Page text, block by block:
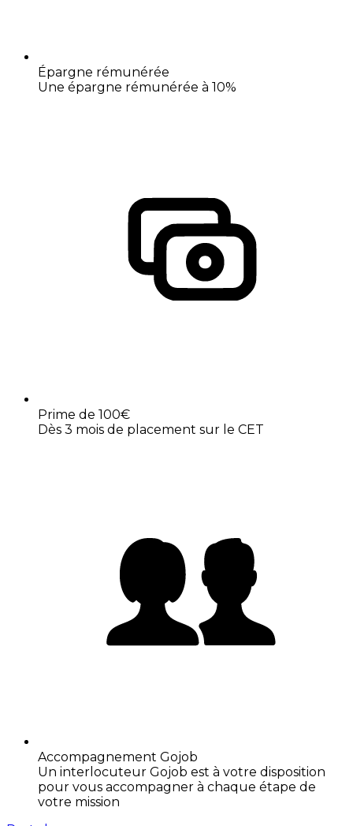
Épargne rémunérée
Une épargne rémunérée à 10%
Prime de 100€
Dès 3 mois de placement sur le CET
Accompagnement Gojob
Un interlocuteur Gojob est à votre disposition
pour vous accompagner à chaque étape de
votre mission